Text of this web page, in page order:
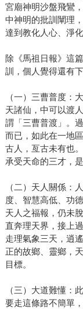
宮廟神明沙盤飛鸞
中神明的批訓闡理
達到教化人心、淨
除《馬祖日報》這
訓，個人覺得還有
（一）三曹普度：
天諸仙，中可以渡
謂「三曹普渡」。
而已，如此在一地
古人，亙古未有也
承受天命的三才，
（二）天人關係：
度、智慧高低、功
天人之福報，仍未
直奔理天界，接上
走理氣象三天，逍
正的故鄉、靈鄉，
目標。
（三）大道難懂：
要走這條路不簡單